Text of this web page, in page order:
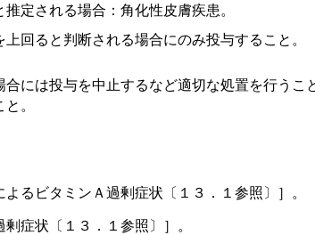
回ると判断される場合にのみ投与すること。
。
定される場合：角化性皮膚疾患。
には投与を中止するなど適切な処置を行うこ
るビタミンＡ過剰症状〔１３．１参照〕］。
症状〔１３．１参照〕］。